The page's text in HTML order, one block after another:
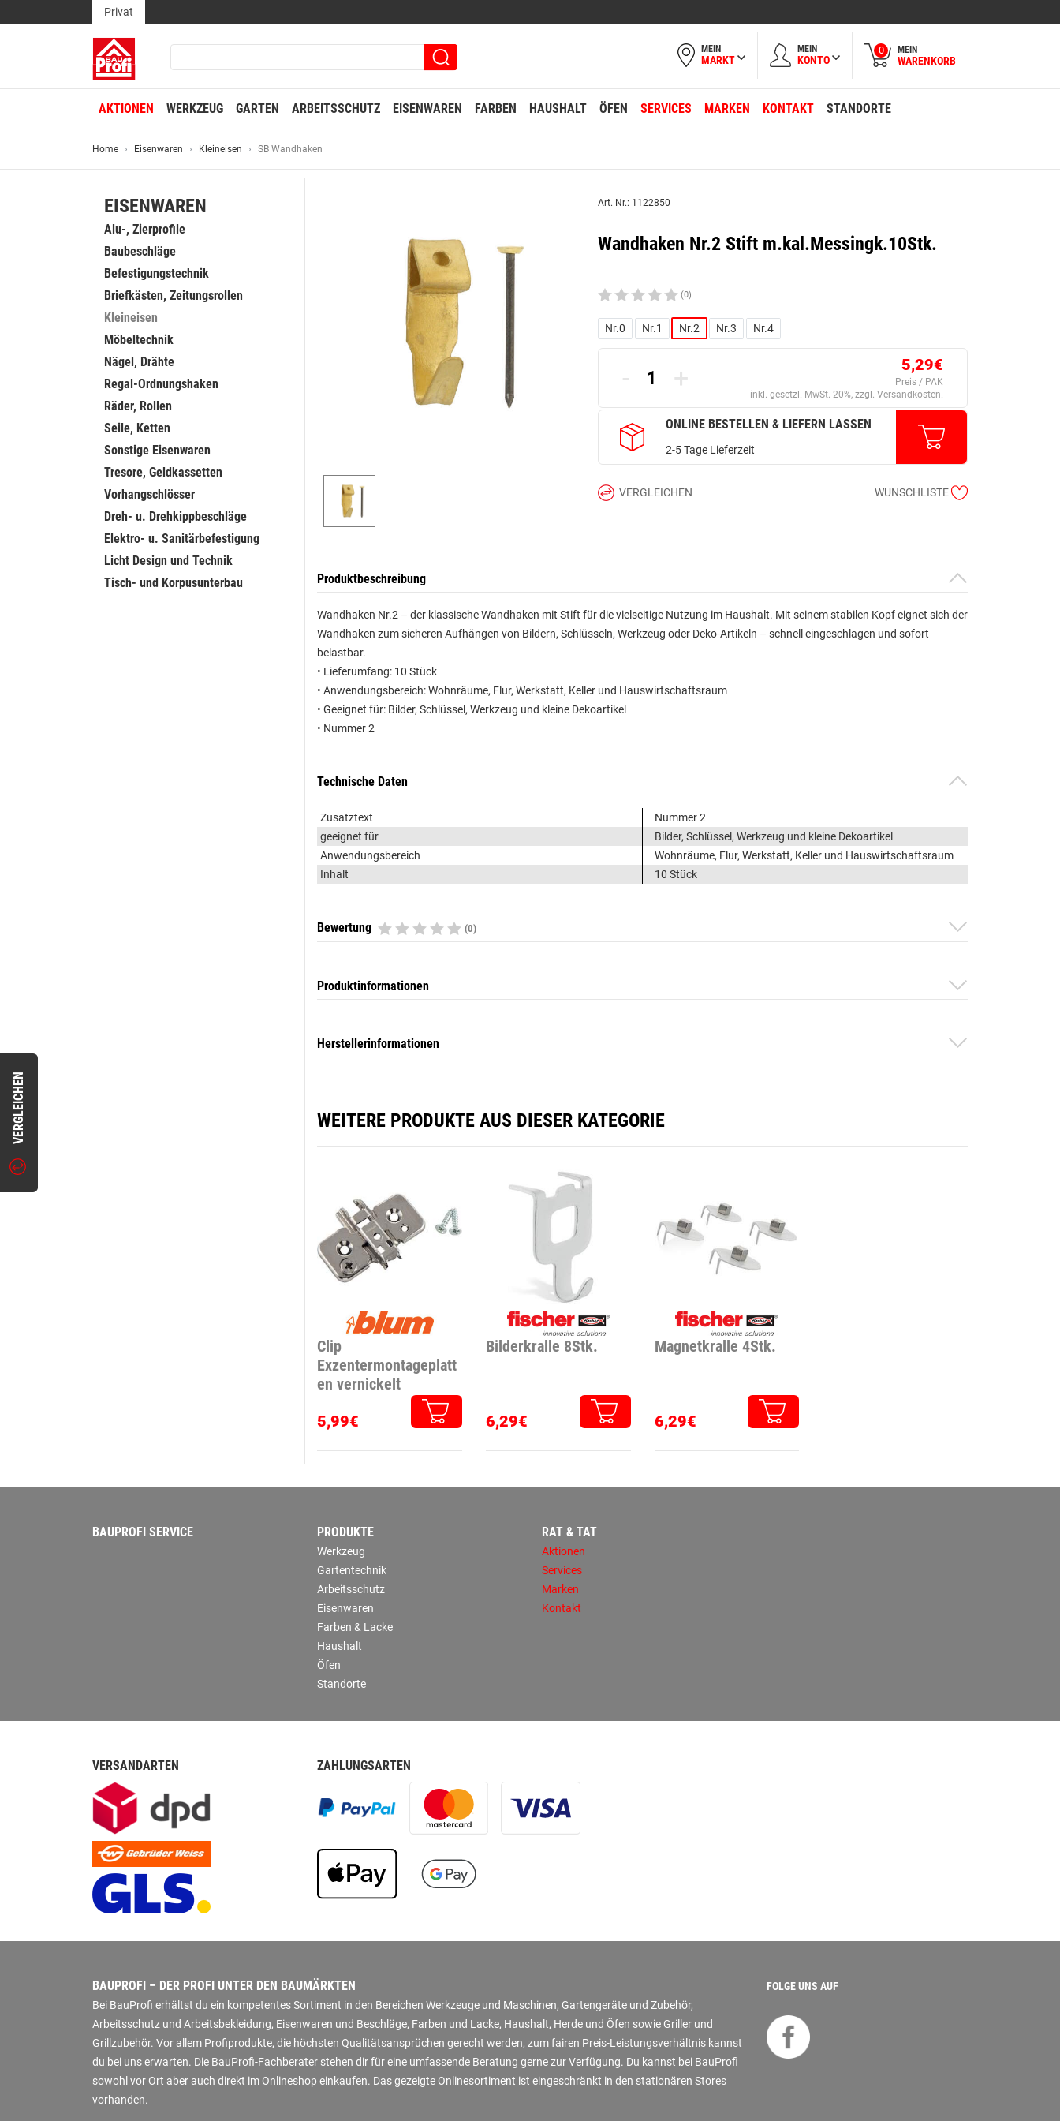
VERGLEICHEN
Privat
MEIN
MARKT
MEIN
KONTO
0 MEIN
WARENKORB
AKTIONEN WERKZEUG GARTEN ARBEITSSCHUTZ EISENWAREN FARBEN HAUSHALT ÖFEN SERVICES MARKEN KONTAKT STANDORTE
Home Eisenwaren Kleineisen SB Wandhaken
EISENWAREN
Alu-, Zierprofile
Baubeschläge
Befestigungstechnik
Briefkästen, Zeitungsrollen
Kleineisen
Möbeltechnik
Nägel, Drähte
Regal-Ordnungshaken
Räder, Rollen
Seile, Ketten
Sonstige Eisenwaren
Tresore, Geldkassetten
Vorhangschlösser
Dreh- u. Drehkippbeschläge
Elektro- u. Sanitärbefestigung
Licht Design und Technik
Tisch- und Korpusunterbau
Art. Nr.: 1122850
Wandhaken Nr.2 Stift m.kal.Messingk.10Stk.
(0)
Nr.0 Nr.1 Nr.2 Nr.3 Nr.4
- + 5,29€
Preis / PAK
inkl. gesetzl. MwSt. 20%, zzgl. Versandkosten.
ONLINE BESTELLEN & LIEFERN LASSEN
2-5 Tage Lieferzeit
VERGLEICHEN WUNSCHLISTE
Produktbeschreibung
Wandhaken Nr.2 – der klassische Wandhaken mit Stift für die vielseitige Nutzung im Haushalt. Mit seinem stabilen Kopf eignet sich der
Wandhaken zum sicheren Aufhängen von Bildern, Schlüsseln, Werkzeug oder Deko-Artikeln – schnell eingeschlagen und sofort
belastbar.
• Lieferumfang: 10 Stück
• Anwendungsbereich: Wohnräume, Flur, Werkstatt, Keller und Hauswirtschaftsraum
• Geeignet für: Bilder, Schlüssel, Werkzeug und kleine Dekoartikel
• Nummer 2
Technische Daten
Zusatztext
Nummer 2
geeignet für
Bilder, Schlüssel, Werkzeug und kleine Dekoartikel
Anwendungsbereich
Wohnräume, Flur, Werkstatt, Keller und Hauswirtschaftsraum
Inhalt
10 Stück
Bewertung (0)
Produktinformationen
Herstellerinformationen
WEITERE PRODUKTE AUS DIESER KATEGORIE
Clip
Exzentermontageplatt
en vernickelt
5,99€
Bilderkralle 8Stk.
6,29€
Magnetkralle 4Stk.
6,29€
BAUPROFI SERVICE PRODUKTE
Werkzeug
Gartentechnik
Arbeitsschutz
Eisenwaren
Farben & Lacke
Haushalt
Öfen
Standorte
RAT & TAT
Aktionen
Services
Marken
Kontakt
VERSANDARTEN ZAHLUNGSARTEN
BAUPROFI – DER PROFI UNTER DEN BAUMÄRKTEN
Bei BauProfi erhältst du ein kompetentes Sortiment in den Bereichen Werkzeuge und Maschinen, Gartengeräte und Zubehör,
Arbeitsschutz und Arbeitsbekleidung, Eisenwaren und Beschläge, Farben und Lacke, Haushalt, Herde und Öfen sowie Griller und
Grillzubehör. Vor allem Profiprodukte, die höchsten Qualitätsansprüchen gerecht werden, zum fairen Preis-Leistungsverhältnis kannst
du bei uns erwarten. Die BauProfi-Fachberater stehen dir für eine umfassende Beratung gerne zur Verfügung. Du kannst bei BauProfi
sowohl vor Ort aber auch direkt im Onlineshop einkaufen. Das gezeigte Onlinesortiment ist eingeschränkt in den stationären Stores
vorhanden.
FOLGE UNS AUF